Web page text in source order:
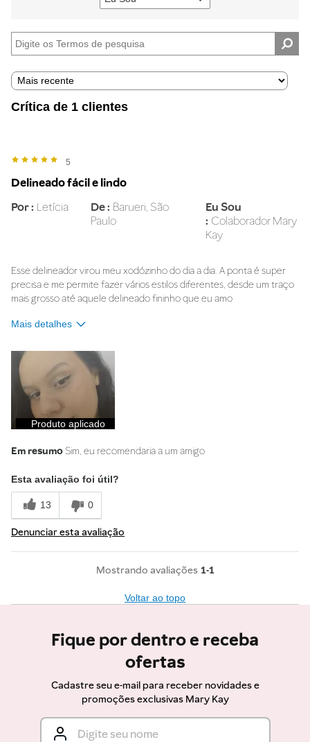
Filtrar
sou
Crítica de 1 clientes
5
Delineado fácil e lindo
Por Letícia De Barueri, São
Paulo
Eu Sou
Colaborador Mary
Kay
Esse delineador virou meu xodózinho do dia a dia. A ponta é super
precisa e me permite fazer vários estilos diferentes, desde um traço
mais grosso até aquele delineado fininho que eu amo
Mais detalhes
Produto aplicado
Em resumoSim, eu recomendaria a um amigo
Esta avaliação foi útil?
13 0
Denunciar esta avaliação
1-1
Voltar ao topo
Fique por dentro e receba
ofertas
Cadastre seu e-mail para receber novidades e
promoções exclusivas Mary Kay